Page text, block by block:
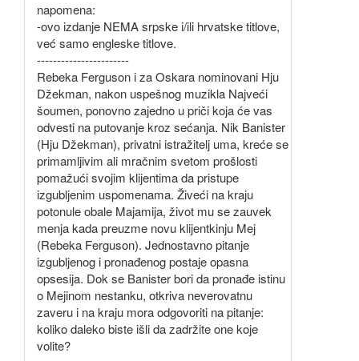
napomena:
-ovo izdanje NEMA srpske i/ili hrvatske titlove,
već samo engleske titlove.
-----------------------
Rebeka Ferguson i za Oskara nominovani Hju
Džekman, nakon uspešnog muzikla Najveći
šoumen, ponovno zajedno u priči koja će vas
odvesti na putovanje kroz sećanja. Nik Banister
(Hju Džekman), privatni istražitelj uma, kreće se
primamljivim ali mračnim svetom prošlosti
pomažući svojim klijentima da pristupe
izgubljenim uspomenama. Živeći na kraju
potonule obale Majamija, život mu se zauvek
menja kada preuzme novu klijentkinju Mej
(Rebeka Ferguson). Jednostavno pitanje
izgubljenog i pronađenog postaje opasna
opsesija. Dok se Banister bori da pronađe istinu
o Mejinom nestanku, otkriva neverovatnu
zaveru i na kraju mora odgovoriti na pitanje:
koliko daleko biste išli da zadržite one koje
volite?